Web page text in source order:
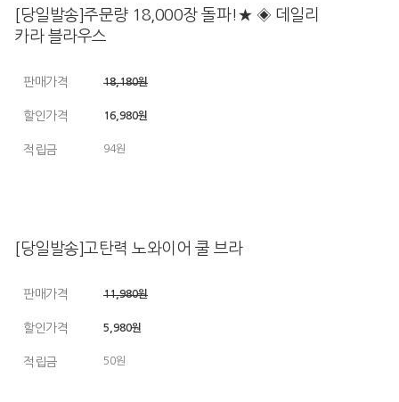
[당일발송]주문량 18,000장 돌파!★ ◈ 데일리
카라 블라우스
판매가격 18,180원
할인가격 16,980원
적립금 94원
[당일발송]고탄력 노와이어 쿨 브라
판매가격 11,980원
할인가격 5,980원
적립금 50원